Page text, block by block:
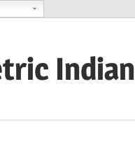
Indian